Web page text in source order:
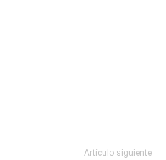
Artículo siguiente